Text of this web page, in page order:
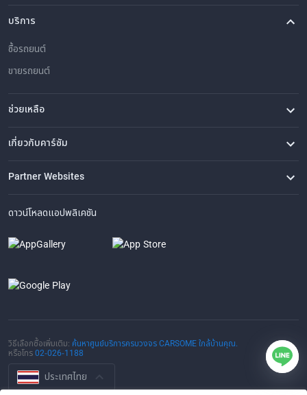
บริการ
ซื้อรถยนต์
ขายรถยนต์
ช่วยเหลือ
คำถามที่พบบ่อย
ติดต่อเรา
ที่ตั้งของเรา
เกี่ยวกับคาร์ซัม
เรื่องราวของเรา
ซื้อรถจาก CARSOME
บทความ
การแจ้งเบาะแส
ร่วมงานกับเรา
Partner Websites
AutoFun
One2Car
AutoSpinn
CarTimes
ดาวน์โหลดแอปพลิเคชัน
วิธีเลือกซื้อเพิ่มเติม: ค้นหาศูนย์บริการครบวงจร CARSOME ใกล้บ้านคุณ.
หรือโทร02-026-1188
ประเทศไทย